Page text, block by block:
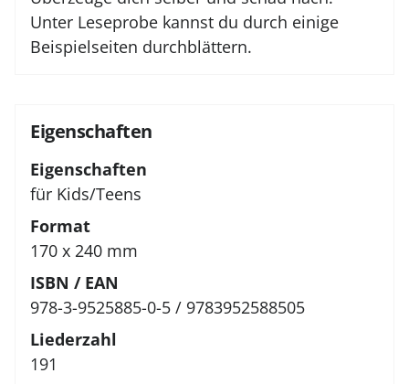
Unter Leseprobe kannst du durch einige
Beispielseiten durchblättern.
Eigenschaften
Eigenschaften
für Kids/Teens
Format
170 x 240 mm
ISBN / EAN
978-3-9525885-0-5 / 9783952588505
Liederzahl
191